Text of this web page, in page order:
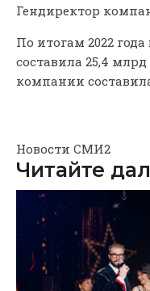
Гендиректор
По итогам 2022
составила 25,4
компании
Новости СМИ2
Читайте